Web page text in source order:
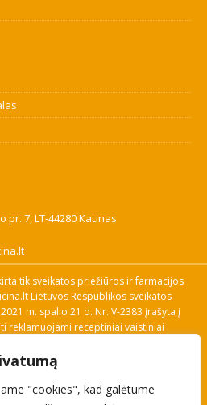
"cookies", kad galėtume
7, LT-44280 Kaunas
tik sveikatos priežiūros ir farmacijos
Lietuvos Respublikos sveikatos
m. spalio 21 d. Nr. V-2383 įrašyta į
reklamuojami receptiniai vaistiniai
nuorodos: Vaistų ir medicinos
paieška, VVKT tinklalapis, Sveikatos
pranešimo apie įtariamą